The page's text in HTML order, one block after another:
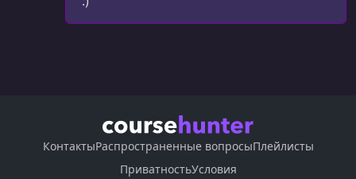
КонтактыРаспространенные вопросыПлейлисты
ПриватностьУсловия